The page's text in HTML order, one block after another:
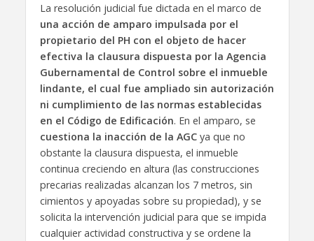
La resolución judicial fue dictada en el marco de
una acción de amparo impulsada por el
propietario del PH con el objeto de hacer
efectiva la clausura dispuesta por la Agencia
Gubernamental de Control sobre el inmueble
lindante, el cual fue ampliado sin autorización
ni cumplimiento de las normas establecidas
en el Código de Edificación. En el amparo, se
cuestiona la inacción de la AGCya que no
obstante la clausura dispuesta, el inmueble
continua creciendo en altura (las construcciones
precarias realizadas alcanzan los 7 metros, sin
cimientos y apoyadas sobre su propiedad), y se
solicita la intervención judicial para que se impida
cualquier actividad constructiva y se ordene la